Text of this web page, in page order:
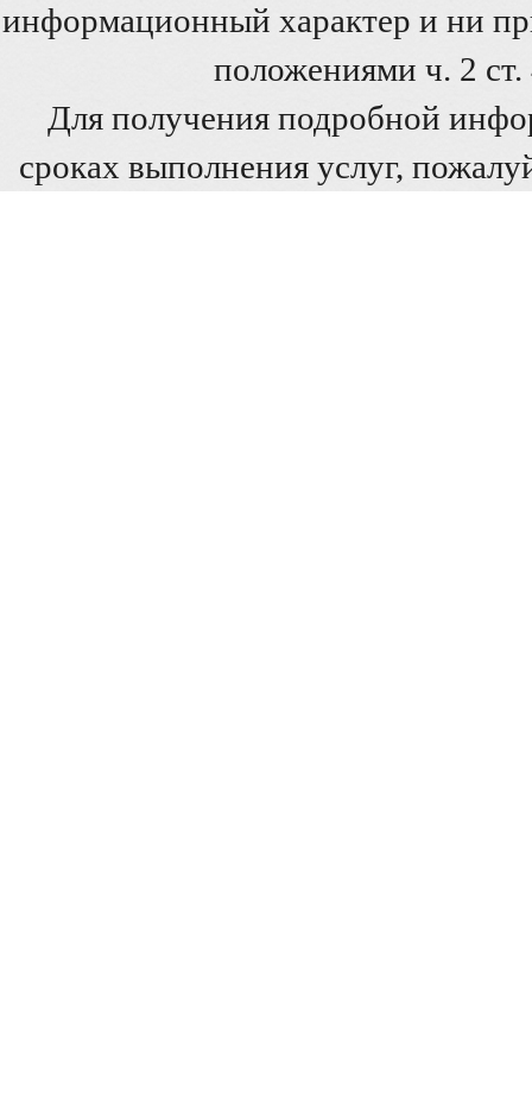
информационный характер и ни
положениями ч. 2
Для получения подробной
сроках выполнения услуг,